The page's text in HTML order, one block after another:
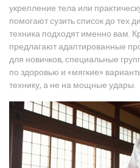
укрепление тела или
помогают сузить список до тех
техника подходят именно вам.
предлагают адаптированные
для новичков, специальные
по здоровью и «мягкие»
технику, а не на мощные удары.